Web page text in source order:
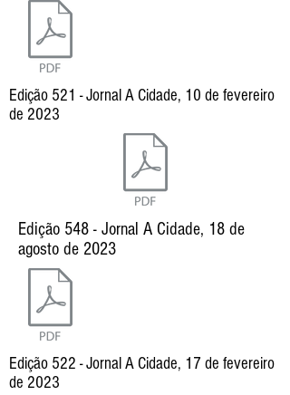
Edição 521 - Jornal A Cidade, 10 de fevereiro
de 2023
Edição 548 - Jornal A Cidade, 18 de
agosto de 2023
Edição 522 - Jornal A Cidade, 17 de fevereiro
de 2023